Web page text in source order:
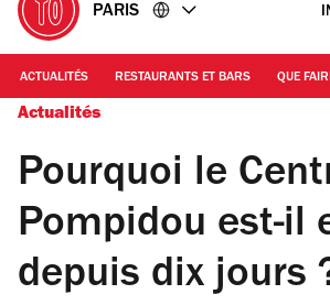
PARIS
ACTUALITÉS RESTAURANTS ET BARS QUE
Actualités
Pourquoi le
Pompidou est-il
depuis dix jours